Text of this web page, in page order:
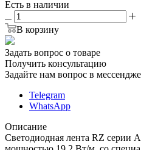
Есть в наличии
В корзину
Задать вопрос о товаре
Получить консультацию
Задайте нам вопрос в
Telegram
WhatsApp
Описание
Светодиодная лента RZ серии